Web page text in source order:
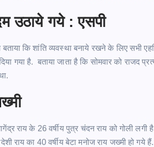
उठाये गये : एसपी
कि शांति व्यवस्था बनाये रखने के लिए सभी
गया है. बताया जाता है कि सोमवार को राजद
राय के 26 वर्षीय पुत्र चंदन राय को गोली
राय का 40 वर्षीय बेटा मनोज राय जख्मी हो गये